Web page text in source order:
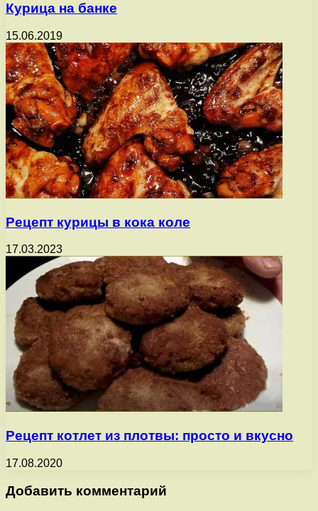
Курица на банке
15.06.2019
Рецепт курицы в кока коле
17.03.2023
Рецепт котлет из плотвы: просто и вкусно
17.08.2020
Добавить комментарий